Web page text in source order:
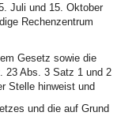
Juli und 15. Oktober
Rechenzentrum
Gesetz sowie die
23 Abs. 3 Satz 1 und 2
Stelle hinweist und
und die auf Grund